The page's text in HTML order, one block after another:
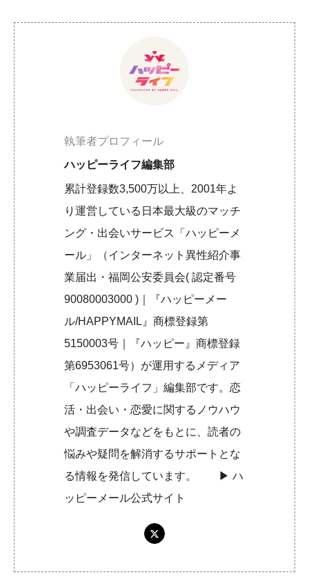
執筆者プロフィール
ハッピーライフ編集部
累計登録数3,500万以上、2001年よ
り運営している日本最大級のマッチ
ング・出会いサービス「ハッピーメ
ール」（インターネット異性紹介事
業届出・福岡公安委員会( 認定番号
90080003000 )｜『ハッピーメー
ル/HAPPYMAIL』商標登録第
5150003号｜『ハッピー』商標登録
第6953061号）が運用するメディア
「ハッピーライフ」編集部です。恋
活・出会い・恋愛に関するノウハウ
や調査データなどをもとに、読者の
悩みや疑問を解消するサポートとな
る情報を発信しています。 ▶︎ハ
ッピーメール公式サイト